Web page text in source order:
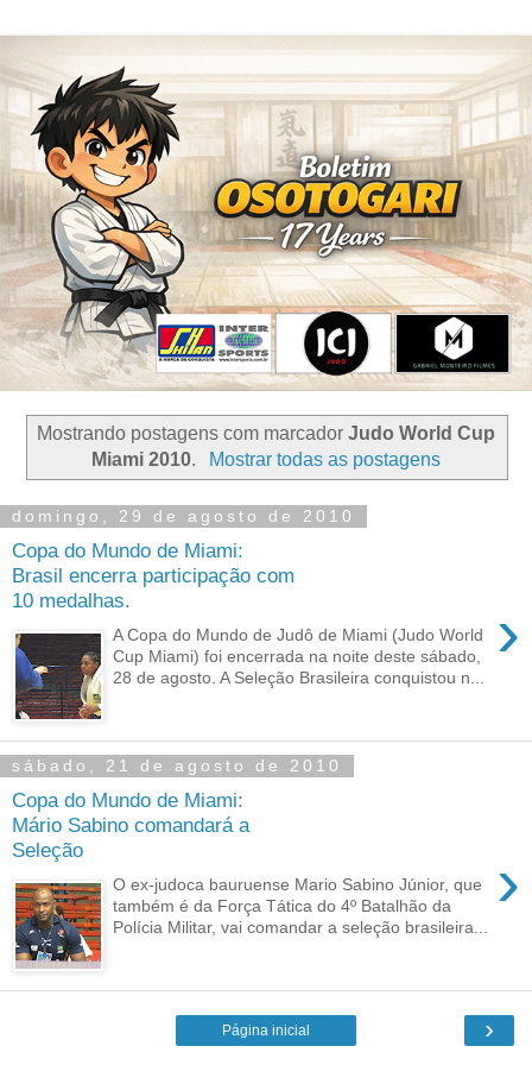
Mostrando postagens com marcador Judo World Cup
Miami 2010. Mostrar todas as postagens
domingo, 29 de agosto de 2010
Copa do Mundo de Miami:
Brasil encerra participação com
10 medalhas.
›
A Copa do Mundo de Judô de Miami (Judo World
Cup Miami) foi encerrada na noite deste sábado,
28 de agosto. A Seleção Brasileira conquistou n...
sábado, 21 de agosto de 2010
Copa do Mundo de Miami:
Mário Sabino comandará a
Seleção
›
O ex-judoca bauruense Mario Sabino Júnior, que
também é da Força Tática do 4º Batalhão da
Polícia Militar, vai comandar a seleção brasileira...
›
Página inicial